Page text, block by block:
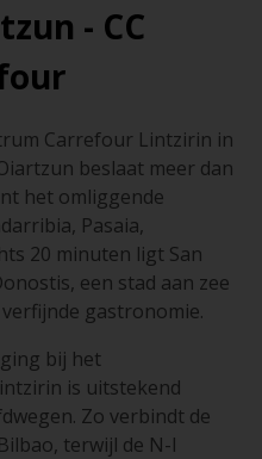
- CC
Carrefour Lintzirin in
beslaat meer dan
het omliggende
Pasaia,
20 minuten ligt San
een stad aan zee
gastronomie.
bij het
is uitstekend
Zo verbindt de
terwijl de N-I